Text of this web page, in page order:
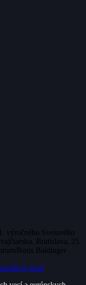
výročného Svetového
Bratislava, 25.
Boris Baldinger
E-mail